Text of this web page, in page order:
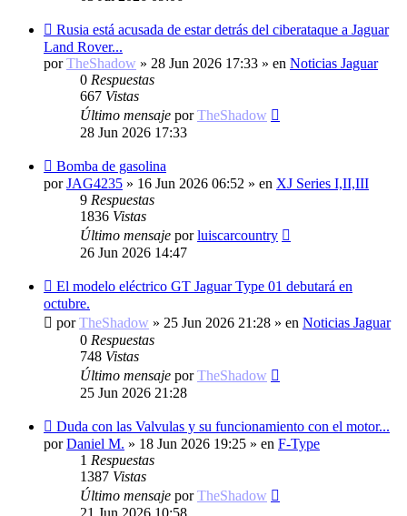
Nuevo
mensaje
Rusia está acusada de estar detrás del ciberataque a Jaguar
Land Rover...
porTheShadow » 28 Jun 2026 17:33 » en Noticias Jaguar
0 Respuestas
667 Vistas
Último mensaje porTheShadow
28 Jun 2026 17:33
Nuevo
mensaje
Bomba de gasolina
porJAG4235 » 16 Jun 2026 06:52 » en XJ Series I,II,III
9 Respuestas
1836 Vistas
Último mensaje porluiscarcountry
26 Jun 2026 14:47
Nuevo
mensaje
El modelo eléctrico GT Jaguar Type 01 debutará en
octubre.
porTheShadow » 25 Jun 2026 21:28 » en Noticias Jaguar
0 Respuestas
748 Vistas
Último mensaje porTheShadow
25 Jun 2026 21:28
Nuevo
mensaje
Duda con las Valvulas y su funcionamiento con el motor...
porDaniel M. » 18 Jun 2026 19:25 » en F-Type
1 Respuestas
1387 Vistas
Último mensaje porTheShadow
21 Jun 2026 10:58